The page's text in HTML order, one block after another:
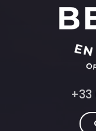
+33